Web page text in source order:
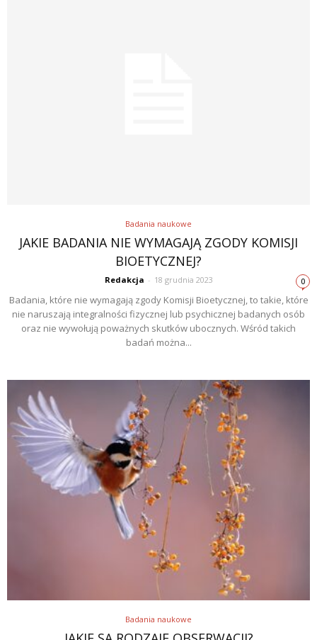
Badania naukowe
JAKIE BADANIA NIE WYMAGAJĄ ZGODY KOMISJI
BIOETYCZNEJ?
Redakcja - 18 grudnia 2023 0
Badania, które nie wymagają zgody Komisji Bioetycznej, to takie, które
nie naruszają integralności fizycznej lub psychicznej badanych osób
oraz nie wywołują poważnych skutków ubocznych. Wśród takich
badań można...
Badania naukowe